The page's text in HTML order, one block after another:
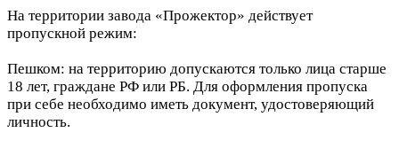
На территории завода «Прожектор» действует
пропускной режим:
Пешком: на территорию допускаются только лица старше
18 лет, граждане РФ или РБ. Для оформления пропуска
при себе необходимо иметь документ, удостоверяющий
личность.